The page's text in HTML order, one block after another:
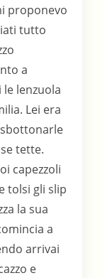
proponevo
tutto
a
lenzuola
Lei era
tette.
capezzoli
tolsi gli slip
la sua
a
arrivai
e